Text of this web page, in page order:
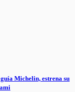
Michelin, estrena su